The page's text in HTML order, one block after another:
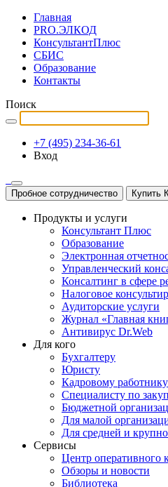
Главная
PRO.ЭЛКОД
КонсультантПлюс
СБИС
Образование
Контакты
Поиск
+7 (495) 234-36-61
Вход
Пробное сотрудничество Купить
Продукты и услуги
Консультант Плюс
Образование
Электронная
Управленческий
Консалтинг в сфере
Налоговое
Аудиторские услуги
Журнал «Главная
Антивирус Dr.Web
Для кого
Бухгалтеру
Юристу
Кадровому работнику
Специалисту по
Бюджетной
Для малой
Для средней и
Сервисы
Центр оперативного
Обзоры и новости
Библиотека